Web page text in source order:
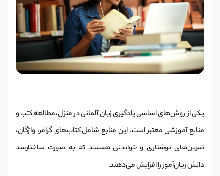
یکی از روش‌های اساسی یادگیری زبان آلمانی در منزل، مطالعه کتب و
منابع آموزشی معتبر است. این منابع شامل کتاب‌های گرامر، واژگان،
تمرین‌های نوشتاری و خواندنی هستند که به صورت ساختارمند
دانش زبان‌آموز را افزایش می‌دهند.